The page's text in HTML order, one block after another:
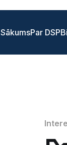
SākumsPar DSP